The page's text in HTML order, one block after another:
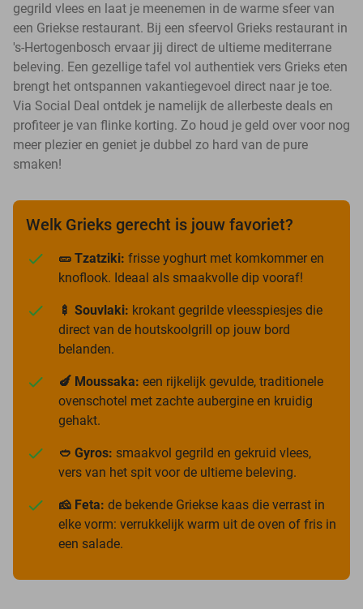
gegrild vlees en laat je meenemen in de warme sfeer van
een Griekse restaurant. Bij een sfeervol Grieks restaurant in
's-Hertogenbosch ervaar jij direct de ultieme mediterrane
beleving. Een gezellige tafel vol authentiek vers Grieks eten
brengt het ontspannen vakantiegevoel direct naar je toe.
Via Social Deal ontdek je namelijk de allerbeste deals en
profiteer je van flinke korting. Zo houd je geld over voor nog
meer plezier en geniet je dubbel zo hard van de pure
smaken!
Welk Grieks gerecht is jouw favoriet?
🥒 Tzatziki: frisse yoghurt met komkommer en
knoflook. Ideaal als smaakvolle dip vooraf!
🍢 Souvlaki: krokant gegrilde vleesspiesjes die
direct van de houtskoolgrill op jouw bord
belanden.
🍆 Moussaka: een rijkelijk gevulde, traditionele
ovenschotel met zachte aubergine en kruidig
gehakt.
🥙 Gyros: smaakvol gegrild en gekruid vlees,
vers van het spit voor de ultieme beleving.
🧀 Feta: de bekende Griekse kaas die verrast in
elke vorm: verrukkelijk warm uit de oven of fris in
een salade.